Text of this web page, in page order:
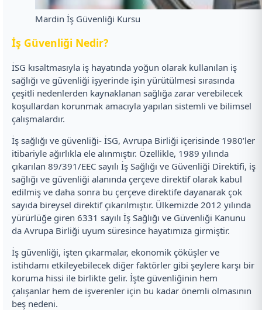
Mardin İş Güvenliği Kursu
İş Güvenliği Nedir?
İSG kısaltmasıyla iş hayatında yoğun olarak kullanılan iş
sağlığı ve güvenliği işyerinde işin yürütülmesi sırasında
çeşitli nedenlerden kaynaklanan sağlığa zarar verebilecek
koşullardan korunmak amacıyla yapılan sistemli ve bilimsel
çalışmalardır.
İş sağlığı ve güvenliği- İSG, Avrupa Birliği içerisinde 1980’ler
itibariyle ağırlıkla ele alınmıştır. Özellikle, 1989 yılında
çıkarılan 89/391/EEC sayılı İş Sağlığı ve Güvenliği Direktifi, iş
sağlığı ve güvenliği alanında çerçeve direktif olarak kabul
edilmiş ve daha sonra bu çerçeve direktife dayanarak çok
sayıda bireysel direktif çıkarılmıştır. Ülkemizde 2012 yılında
yürürlüğe giren 6331 sayılı İş Sağlığı ve Güvenliği Kanunu
da Avrupa Birliği uyum süresince hayatımıza girmiştir.
İş güvenliği, işten çıkarmalar, ekonomik çöküşler ve
istihdamı etkileyebilecek diğer faktörler gibi şeylere karşı bir
koruma hissi ile birlikte gelir. İşte güvenliğinin hem
çalışanlar hem de işverenler için bu kadar önemli olmasının
beş nedeni.